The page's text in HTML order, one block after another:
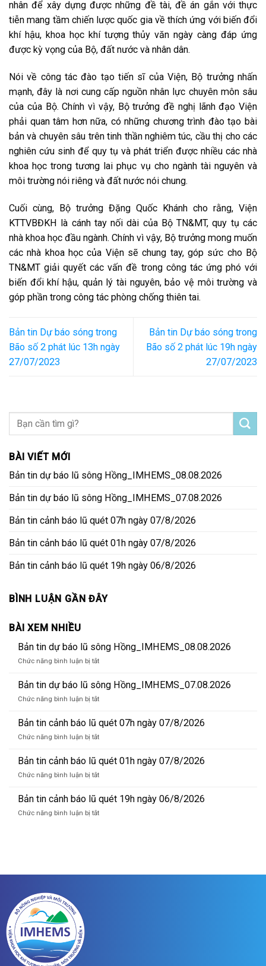
nhân để xây dựng được những đề tài, đề án gắn với thực
tiễn mang tầm chiến lược quốc gia về thích ứng với biến đổi
khí hậu, khoa học khí tượng thủy văn ngày càng đáp ứng
được kỳ vọng của Bộ, đất nước và nhân dân.
Nói về công tác đào tạo tiến sĩ của Viện, Bộ trưởng nhấn
mạnh, đây là nơi cung cấp nguồn nhân lực chuyên môn sâu
của của Bộ. Chính vì vậy, Bộ trưởng đề nghị lãnh đạo Viện
phải quan tâm hơn nữa, có những chương trình đào tạo bài
bản và chuyên sâu trên tinh thần nghiêm túc, cầu thị cho các
nghiên cứu sinh để quy tụ và phát triển được nhiều các nhà
khoa học trong tương lai phục vụ cho ngành tài nguyên và
môi trường nói riêng và đất nước nói chung.
Cuối cùng, Bộ trưởng Đặng Quốc Khánh cho rằng, Viện
KTTVBĐKH là cánh tay nối dài của Bộ TN&MT, quy tụ các
nhà khoa học đầu ngành. Chính vì vậy, Bộ trưởng mong muốn
các nhà khoa học của Viện sẽ chung tay, góp sức cho Bộ
TN&MT giải quyết các vấn đề trong công tác ứng phó với
biến đổi khí hậu, quản lý tài nguyên, bảo vệ môi trường và
góp phần trong công tác phòng chống thiên tai.
Bản tin Dự báo sóng trong
Bão số 2 phát lúc 13h ngày
27/07/2023
Bản tin Dự báo sóng trong
Bão số 2 phát lúc 19h ngày
27/07/2023
BÀI VIẾT MỚI
Bản tin dự báo lũ sông Hồng_IMHEMS_08.08.2026
Bản tin dự báo lũ sông Hồng_IMHEMS_07.08.2026
Bản tin cảnh báo lũ quét 07h ngày 07/8/2026
Bản tin cảnh báo lũ quét 01h ngày 07/8/2026
Bản tin cảnh báo lũ quét 19h ngày 06/8/2026
BÌNH LUẬN GẦN ĐÂY
BÀI XEM NHIỀU
Bản tin dự báo lũ sông Hồng_IMHEMS_08.08.2026
Chức năng bình luận bị tắtở
tin
báo
sông
Hồng_IMHEMS_08.08.2026
Bản tin dự báo lũ sông Hồng_IMHEMS_07.08.2026
Chức năng bình luận bị tắtở
tin
dự
báo
sông
Hồng_IMHEMS_07.08.2026
Bản tin cảnh báo lũ quét 07h ngày 07/8/2026
Chức năng bình luận bị tắtở
tin
cảnh
báo
quét
07h
Bản tin cảnh báo lũ quét 01h ngày 07/8/2026
Chức năng bình luận bị tắtở
tin
cảnh
báo
Bản tin cảnh báo lũ quét 19h ngày 06/8/2026
Chức năng bình luận bị tắtở
quét